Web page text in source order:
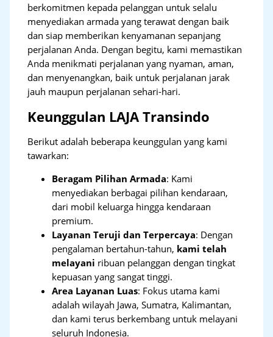
berkomitmen kepada pelanggan untuk selalu
menyediakan armada yang terawat dengan baik
dan siap memberikan kenyamanan sepanjang
perjalanan Anda. Dengan begitu, kami memastikan
Anda menikmati perjalanan yang nyaman, aman,
dan menyenangkan, baik untuk perjalanan jarak
jauh maupun perjalanan sehari-hari.
Keunggulan LAJA Transindo
Berikut adalah beberapa keunggulan yang kami
tawarkan:
Beragam Pilihan Armada: Kami
menyediakan berbagai pilihan kendaraan,
dari mobil keluarga hingga kendaraan
premium.
Layanan Teruji dan Terpercaya: Dengan
pengalaman bertahun-tahun, kami telah
melayani ribuan pelanggan dengan tingkat
kepuasan yang sangat tinggi.
Area Layanan Luas: Fokus utama kami
adalah wilayah Jawa, Sumatra, Kalimantan,
dan kami terus berkembang untuk melayani
seluruh Indonesia.